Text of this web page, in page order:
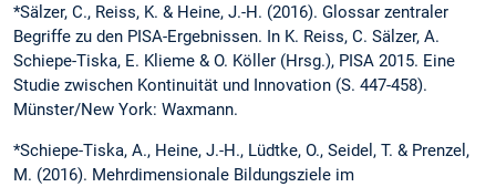
*Sälzer, C., Reiss, K. & Heine, J.-H. (2016). Glossar zentraler
Begriffe zu den PISA-Ergebnissen. In K. Reiss, C. Sälzer, A.
Schiepe-Tiska, E. Klieme & O. Köller (Hrsg.), PISA 2015. Eine
Studie zwischen Kontinuität und Innovation (S. 447-458).
Münster/New York: Waxmann.
*Schiepe-Tiska, A., Heine, J.-H., Lüdtke, O., Seidel, T. & Prenzel,
M. (2016). Mehr­dimen­sionale Bildungsziele im